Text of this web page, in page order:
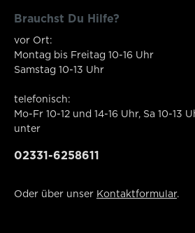
Brauchst Du Hilfe?
vor Ort:
Montag bis Freitag 10-16 Uhr
Samstag 10-13 Uhr
telefonisch:
Mo-Fr 10-12 und 14-16 Uhr, Sa 10-13
unter
02331-6258611
Oder über unser Kontaktformular.